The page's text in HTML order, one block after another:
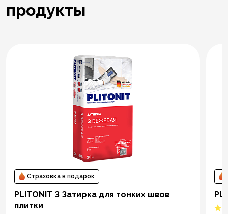
продукты
Страховка в подарок
PLITONIT З Затирка для тонких швов
плитки